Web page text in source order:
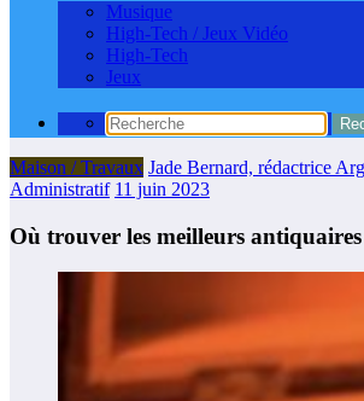
Musique
High-Tech / Jeux Vidéo
High-Tech
Jeux
Maison / Travaux Jade Bernard, rédactrice
Administratif 11 juin 2023
Où trouver les meilleurs